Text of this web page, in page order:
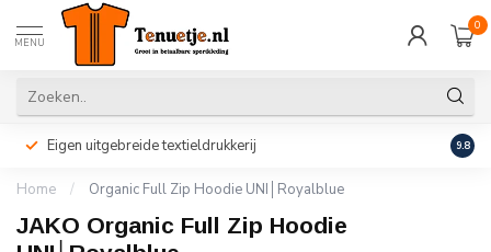
MENU
0
Eigen uitgebreide textieldrukkerij 9.8
Home / Organic Full Zip Hoodie UNI│Royalblue
JAKO Organic Full Zip Hoodie